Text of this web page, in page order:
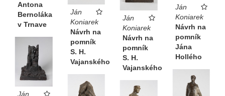
Antona
Bernoláka
v Trnave
Ján
Koniarek
Návrh na
pomník
S. H.
Vajanského
Ján
Koniarek
Návrh na
pomník
S. H.
Vajanského
Ján
Koniarek
Návrh na
pomník
Jána
Hollého
Ján